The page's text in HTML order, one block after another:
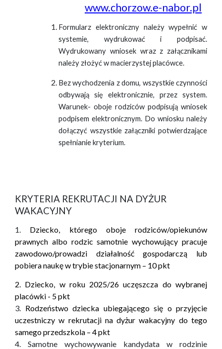
www.chorzow.e-nabor.pl
Formularz elektroniczny należy wypełnić w
systemie, wydrukować i podpisać.
Wydrukowany wniosek wraz z załącznikami
należy złożyć w macierzystej placówce.
Bez wychodzenia z domu, wszystkie czynności
odbywają się elektronicznie, przez system.
Warunek- oboje rodziców podpisują wniosek
podpisem elektronicznym. Do wniosku należy
dołączyć wszystkie załączniki potwierdzające
spełnianie kryterium.
KRYTERIA REKRUTACJI NA DYŻUR
WAKACYJNY
1. Dziecko, którego oboje rodziców/opiekunów
prawnych albo rodzic samotnie wychowujący pracuje
zawodowo/prowadzi działalność gospodarczą lub
pobiera naukę w trybie stacjonarnym – 10 pkt
2. Dziecko, w roku 2025/26 uczęszcza do wybranej
placówki - 5 pkt
3. Rodzeństwo dziecka ubiegającego się o przyjęcie
uczestniczy w rekrutacji na dyżur wakacyjny do tego
samego przedszkola – 4 pkt
4. Samotne wychowywanie kandydata w rodzinie